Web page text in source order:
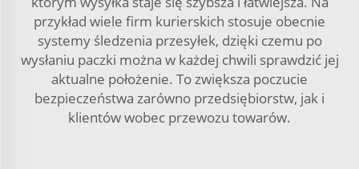
przykład wiele firm kurierskich stosuje obecnie
systemy śledzenia przesyłek, dzięki czemu po
wysłaniu paczki można w każdej chwili sprawdzić jej
aktualne położenie. To zwiększa poczucie
bezpieczeństwa zarówno przedsiębiorstw, jak i
klientów wobec przewozu towarów.